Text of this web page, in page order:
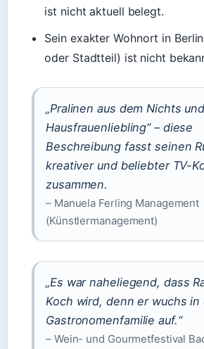
ist nicht aktuell belegt.
Sein exakter Wohnort in
oder Stadtteil) ist nicht
„Pralinen aus dem Nichts und
Hausfrauenliebling“ – diese
Beschreibung fasst seinen
kreativer und beliebter TV-
zusammen.
– Manuela Ferling Management
(Künstlermanagement)
„Es war naheliegend, dass
Koch wird, denn er wuchs in
Gastronomenfamilie auf.“
– Wein- und Gourmetfestival